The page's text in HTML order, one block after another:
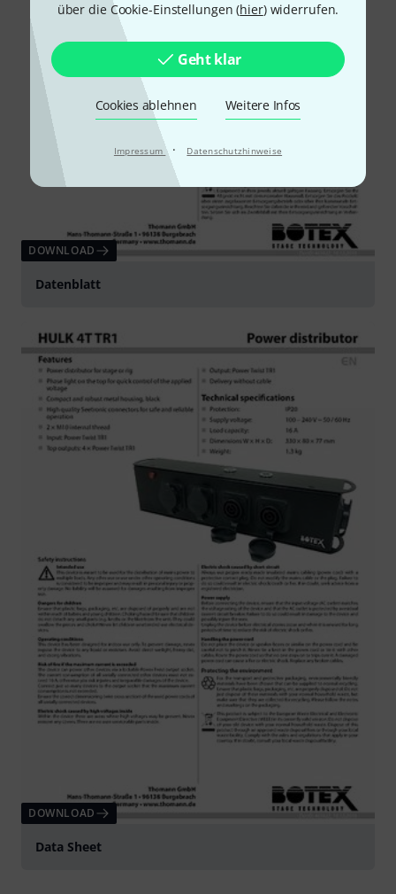
über die Cookie-Einstellungen (hier) widerrufen.
Geht klar
Cookies ablehnen Weitere Infos
Impressum · Datenschutzhinweise
DOWNLOAD
Datenblatt
DOWNLOAD
Data Sheet